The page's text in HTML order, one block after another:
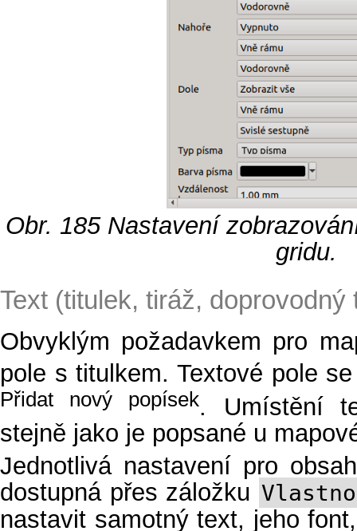
Obr. 185 Nastavení
gridu.
Text (titulek, tiráž, doprovodný
Obvyklým požadavkem pro
pole s titulkem. Textové pole
Přidat nový popísek. Umístění
stejně jako je popsané u
Jednotlivá nastavení pro
dostupná přes záložku
nastavit samotný text, jeho